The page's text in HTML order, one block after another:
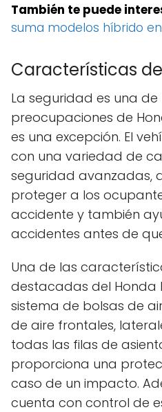
También te puede
suma modelos híbrido
Características
La seguridad es una
preocupaciones de
es una excepción. El
con una variedad de
seguridad avanzadas,
proteger a los
accidente y también
accidentes antes de
Una de las
destacadas del Honda
sistema de bolsas de
de aire frontales,
todas las filas de
proporciona una
caso de un impacto.
cuenta con control de